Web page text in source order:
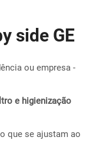
side GE
ou empresa -
e higienização
que se ajustam ao